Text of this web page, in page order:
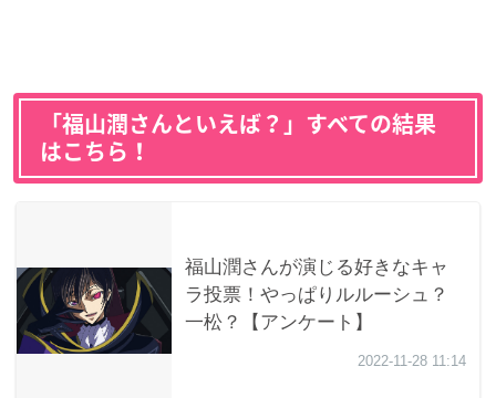
「福山潤さんといえば？」すべての結果
はこちら！